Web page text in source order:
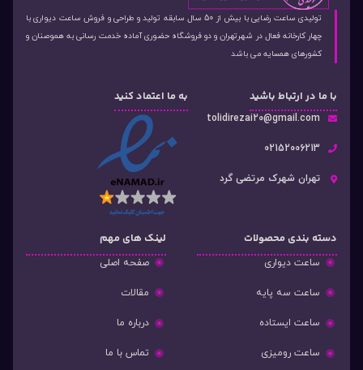
تولیدی ساعت رضایی با بیش از 50 سال سابقه تولید و طراحی و فروش ساعت دیواری با
چهار کارخانه فعال در شهرتهران و دو فروشگاه حضوری آماده خدمت رسانی به هموصنان و
کشورهای همسایه می باشد
با ما در ارتباط باشید
tolidirezai20@gmail.com
02152006213
تهران شهرک مرتضی گرد
به ما اعتماد کنید
دسته‌ بندی محصولات
ساعت دیواری
ساعت سه پایه
ساعت ایستاده
ساعت رومیزی
لینک های مهم
صفحه اصلی
مقالات
درباره ما
تماس با ما